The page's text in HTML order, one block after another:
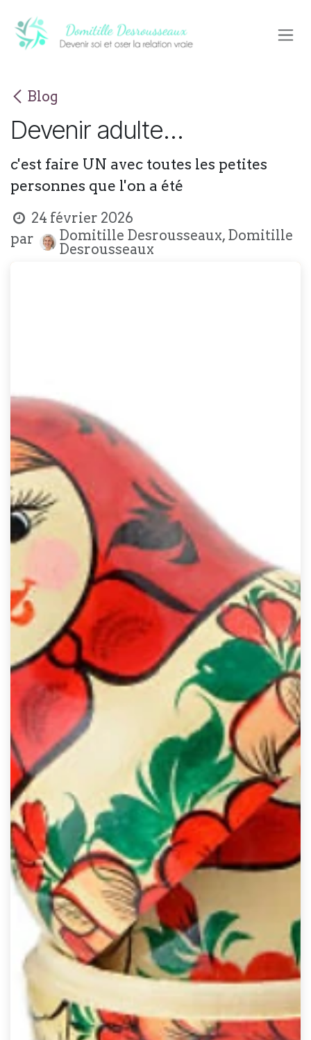
Blog
Devenir adulte...
c'est faire UN avec toutes les petites
personnes que l'on a été
24 février 2026
par
Domitille Desrousseaux, Domitille
Desrousseaux